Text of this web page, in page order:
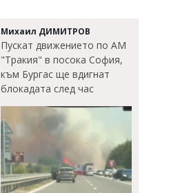
Михаил ДИМИТРОВ
Пускат движението по АМ
"Тракия" в посока София,
към Бургас ще вдигнат
блокадата след час